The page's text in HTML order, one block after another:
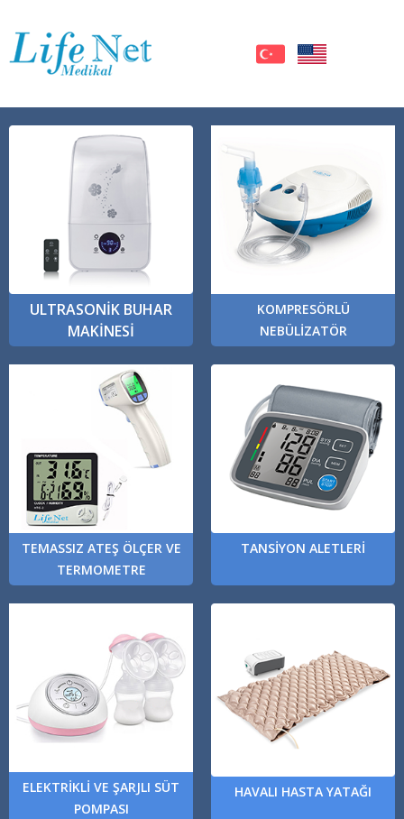
ULTRASONİK BUHAR
MAKİNESİ
KOMPRESÖRLÜ
NEBÜLİZATÖR
TEMASSIZ ATEŞ ÖLÇER VE
TERMOMETRE
TANSİYON ALETLERİ
ELEKTRİKLİ VE ŞARJLI SÜT
POMPASI
HAVALI HASTA YATAĞI